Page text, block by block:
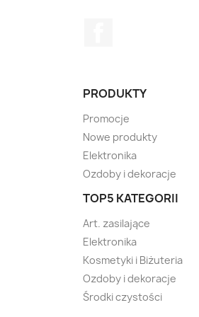
PRODUKTY
Promocje
Nowe produkty
Elektronika
Ozdoby i dekoracje
TOP5 KATEGORII
Art. zasilające
Elektronika
Kosmetyki i Biżuteria
Ozdoby i dekoracje
Środki czystości